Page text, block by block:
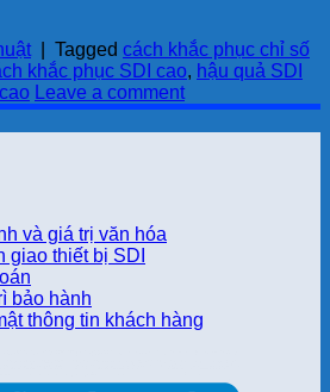
Tagged cách khắc phục chỉ số
khắc phục SDI cao, hậu quả SDI
Leave a comment
và giá trị văn hóa
thiết bị SDI
bảo hành
thông tin khách hàng